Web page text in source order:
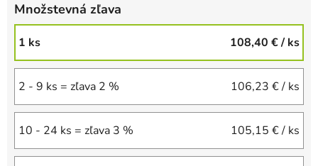
Množstevná zľava
1 ks 108,40 €/ ks
2 - 9 ks = zľava 2 % 106,23 €/ ks
10 - 24 ks = zľava 3 % 105,15 €/ ks